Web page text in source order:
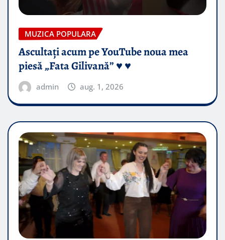
MUZICA POPULARA
Ascultați acum pe YouTube noua mea
piesă „Fata Gilivană” ♥️ ♥️
admin aug. 1, 2026